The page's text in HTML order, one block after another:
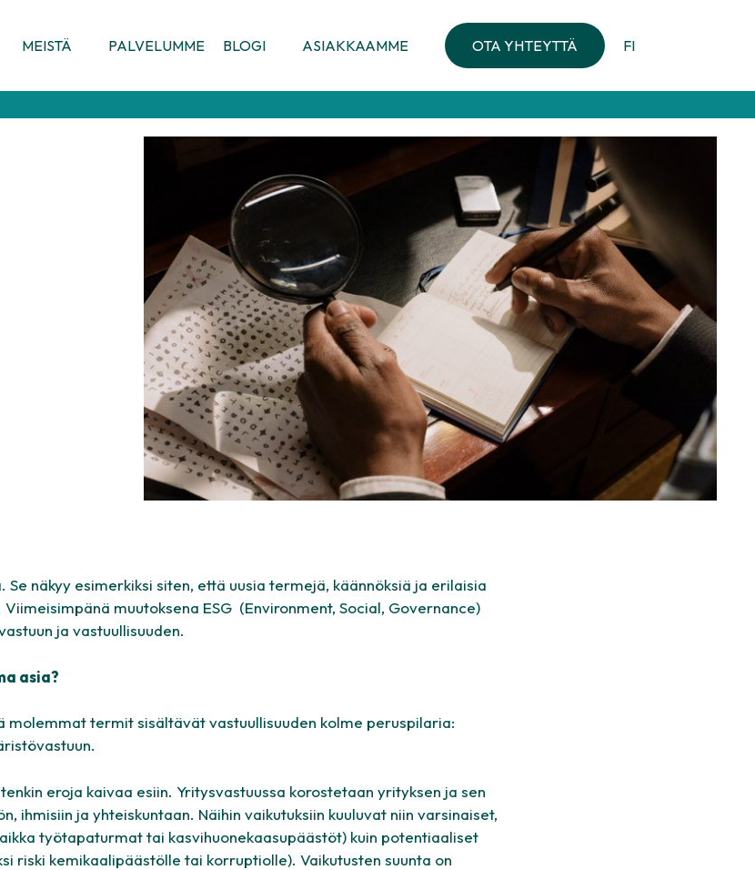
MEISTÄ PALVELUMME BLOGI ASIAKKAAMME OTA YHTEYTTÄ FI
Se näkyy esimerkiksi siten, että uusia termejä, käännöksiä ja erilaisia
muutoksena ESG (Environment, Social, Governance)
ja vastuullisuuden.
asia?
molemmat termit sisältävät vastuullisuuden kolme peruspilaria:
eroja kaivaa esiin. Yritysvastuussa korostetaan yrityksen ja sen
ihmisiin ja yhteiskuntaan. Näihin vaikutuksiin kuuluvat niin varsinaiset,
työtapaturmat tai kasvihuonekaasupäästöt) kuin potentiaaliset
riski kemikaalipäästölle tai korruptiolle). Vaikutusten suunta on